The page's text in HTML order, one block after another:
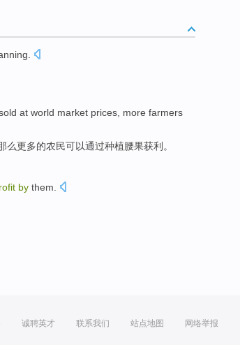
.
at world market prices more farmers
么更多的农民可以通过种植腰果获利 。
by them.
诚聘英才 联系我们 站点地图 网络举报